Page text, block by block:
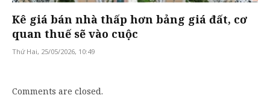
Kê giá bán nhà thấp hơn bảng giá đất, cơ
quan thuế sẽ vào cuộc
Thứ Hai, 25/05/2026, 10:49
Comments are closed.